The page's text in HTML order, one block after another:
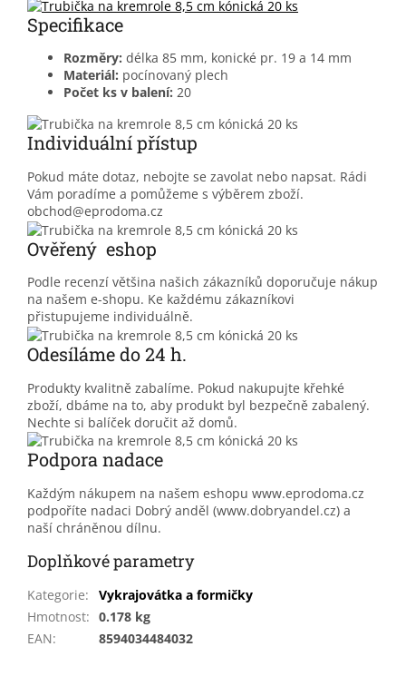
Specifikace
Rozměry: délka 85 mm, konické pr. 19 a 14 mm
Materiál: pocínovaný plech
Počet ks v balení: 20
Individuální přístup
Pokud máte dotaz, nebojte se zavolat nebo napsat. Rádi
Vám poradíme a pomůžeme s výběrem zboží.
obchod@eprodoma.cz
Ověřený eshop
Podle recenzí většina našich zákazníků doporučuje nákup
na našem e-shopu. Ke každému zákazníkovi
přistupujeme individuálně.
Odesíláme do 24 h.
Produkty kvalitně zabalíme. Pokud nakupujte křehké
zboží, dbáme na to, aby produkt byl bezpečně zabalený.
Nechte si balíček doručit až domů.
Podpora nadace
Každým nákupem na našem eshopu www.eprodoma.cz
podpoříte nadaci Dobrý anděl (www.dobryandel.cz) a
naší chráněnou dílnu.
Doplňkové parametry
Kategorie:
Vykrajovátka a formičky
Hmotnost: 0.178 kg
EAN: 8594034484032